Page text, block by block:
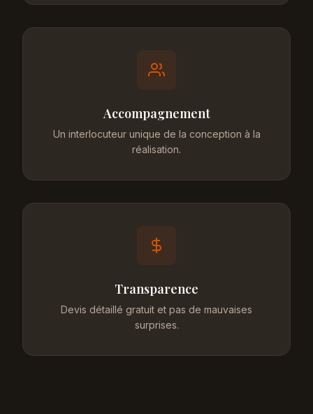
Accompagnement
Un interlocuteur unique de la conception à la
réalisation.
Transparence
Devis détaillé gratuit et pas de mauvaises
surprises.